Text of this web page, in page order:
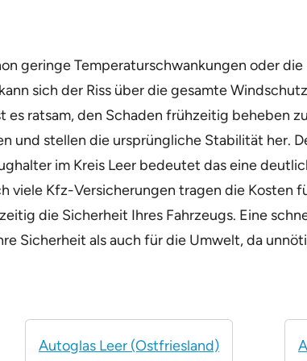
geringe Temperaturschwankungen oder
sich der Riss über die gesamte
ratsam, den Schaden frühzeitig beheben
und stellen die ursprüngliche Stabilität her.
im Kreis Leer bedeutet das eine
Kfz-Versicherungen tragen die Kosten
die Sicherheit Ihres Fahrzeugs. Eine
Sicherheit als auch für die Umwelt, da
Autoglas Leer (Ostfriesland)